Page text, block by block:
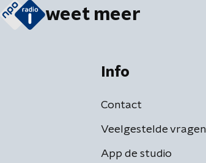
weet meer
Info
Contact
Veelgestelde vragen
App de studio